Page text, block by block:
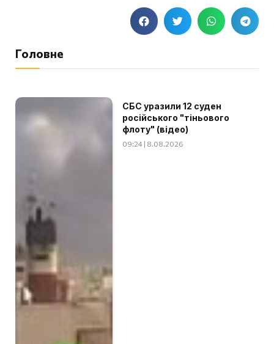
Головне
СБС уразили 12 суден
російського "тіньового
флоту" (відео)
09:24 | 8.08.2026